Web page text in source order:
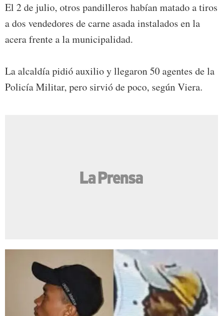
El 2 de julio, otros pandilleros habían matado a tiros
a dos vendedores de carne asada instalados en la
acera frente a la municipalidad.
La alcaldía pidió auxilio y llegaron 50 agentes de la
Policía Militar, pero sirvió de poco, según Viera.